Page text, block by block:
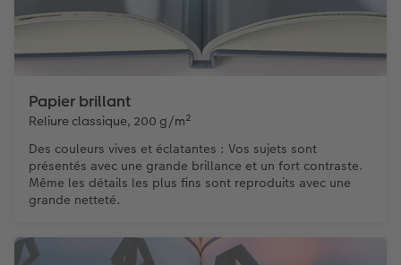
Papier brillant
Reliure classique, 200 g/m²
Des couleurs vives et éclatantes : Vos sujets sont
présentés avec une grande brillance et un fort contraste.
Même les détails les plus fins sont reproduits avec une
grande netteté.